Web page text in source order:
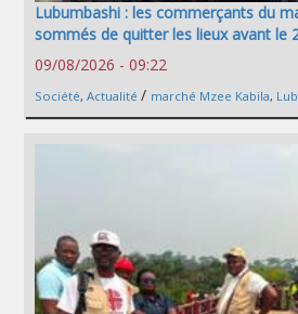
Lubumbashi : les commerçants du
sommés de quitter les lieux avant le
09/08/2026 - 09:22
Société, Actualité / marché Mzee Kabila,